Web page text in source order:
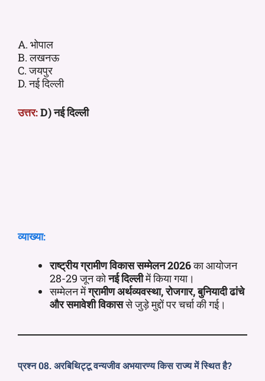
A. भोपाल
B. लखनऊ
C. जयपुर
D. नई दिल्ली
उत्तर:D) नई दिल्ली
व्याख्या:
राष्ट्रीय ग्रामीण विकास सम्मेलन 2026का आयोजन
28-29 जून कोनई दिल्लीमें किया गया।
सम्मेलन मेंग्रामीण अर्थव्यवस्था, रोजगार, बुनियादी ढांचे
और समावेशी विकाससे जुड़े मुद्दों पर चर्चा की गई।
प्रश्न 08. अरबिथिट्टू वन्यजीव अभयारण्य किस राज्य में स्थित है?